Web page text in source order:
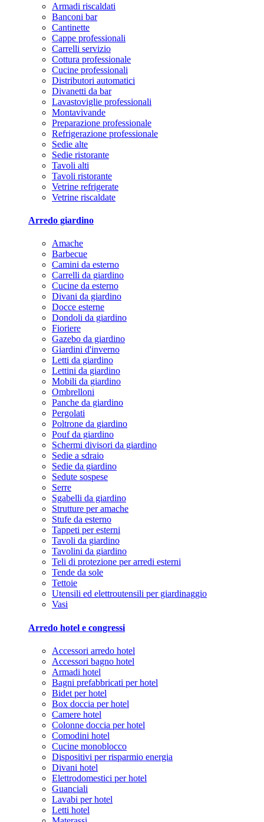
Armadi riscaldati
Banconi bar
Cantinette
Cappe professionali
Carrelli servizio
Cottura professionale
Cucine professionali
Distributori automatici
Divanetti da bar
Lavastoviglie professionali
Montavivande
Preparazione professionale
Refrigerazione professionale
Sedie alte
Sedie ristorante
Tavoli alti
Tavoli ristorante
Vetrine refrigerate
Vetrine riscaldate
Arredo giardino
Amache
Barbecue
Camini da esterno
Carrelli da giardino
Cucine da esterno
Divani da giardino
Docce esterne
Dondoli da giardino
Fioriere
Gazebo da giardino
Giardini d'inverno
Letti da giardino
Lettini da giardino
Mobili da giardino
Ombrelloni
Panche da giardino
Pergolati
Poltrone da giardino
Pouf da giardino
Schermi divisori da giardino
Sedie a sdraio
Sedie da giardino
Sedute sospese
Serre
Sgabelli da giardino
Strutture per amache
Stufe da esterno
Tappeti per esterni
Tavoli da giardino
Tavolini da giardino
Teli di protezione per arredi esterni
Tende da sole
Tettoie
Utensili ed elettroutensili per giardinaggio
Vasi
Arredo hotel e congressi
Accessori arredo hotel
Accessori bagno hotel
Armadi hotel
Bagni prefabbricati per hotel
Bidet per hotel
Box doccia per hotel
Camere hotel
Colonne doccia per hotel
Comodini hotel
Cucine monoblocco
Dispositivi per risparmio energia
Divani hotel
Elettrodomestici per hotel
Guanciali
Lavabi per hotel
Letti hotel